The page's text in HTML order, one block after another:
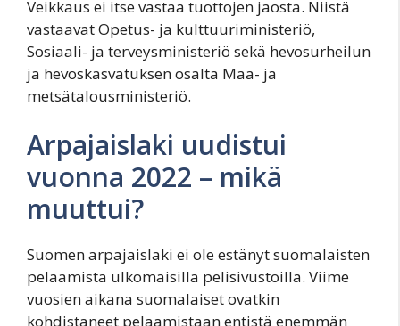
Veikkaus ei itse vastaa tuottojen jaosta. Niistä
vastaavat Opetus- ja kulttuuriministeriö,
Sosiaali- ja terveysministeriö sekä hevosurheilun
ja hevoskasvatuksen osalta Maa- ja
metsätalousministeriö.
Arpajaislaki uudistui
vuonna 2022 – mikä
muuttui?
Suomen arpajaislaki ei ole estänyt suomalaisten
pelaamista ulkomaisilla pelisivustoilla. Viime
vuosien aikana suomalaiset ovatkin
kohdistaneet pelaamistaan entistä enemmän